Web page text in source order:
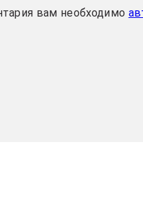
вам необходимо